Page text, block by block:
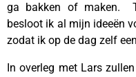
ga bakken of maken.
besloot ik al mijn ideeën
zodat ik op de dag zelf
In overleg met Lars